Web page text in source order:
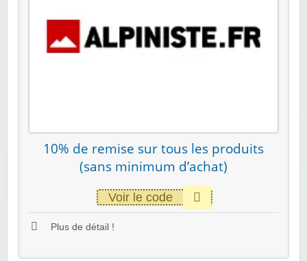
10% de remise sur tous les produits
(sans minimum d’achat)
Voir le code
Plus de détail !